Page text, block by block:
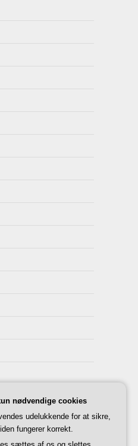
nødvendige cookies
udelukkende for at sikre,
fungerer korrekt.